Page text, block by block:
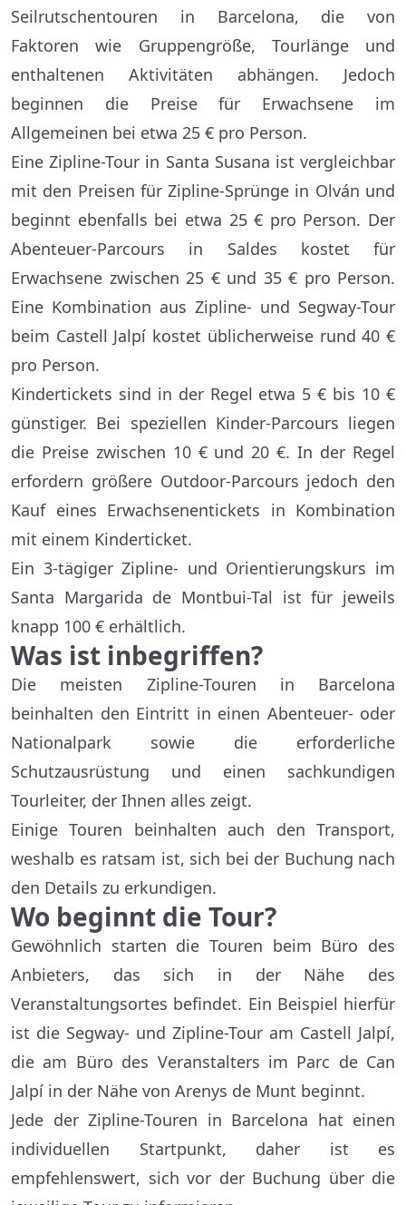
Seilrutschentouren in Barcelona, die von
Faktoren wie Gruppengröße, Tourlänge und
enthaltenen Aktivitäten abhängen. Jedoch
beginnen die Preise für Erwachsene im
Allgemeinen bei etwa 25 € pro Person.
Eine Zipline-Tour in Santa Susana ist vergleichbar
mit den Preisen für Zipline-Sprünge in Olván und
beginnt ebenfalls bei etwa 25 € pro Person. Der
Abenteuer-Parcours in Saldes kostet für
Erwachsene zwischen 25 € und 35 € pro Person.
Eine Kombination aus Zipline- und Segway-Tour
beim Castell Jalpí kostet üblicherweise rund 40 €
pro Person.
Kindertickets sind in der Regel etwa 5 € bis 10 €
günstiger. Bei speziellen Kinder-Parcours liegen
die Preise zwischen 10 € und 20 €. In der Regel
erfordern größere Outdoor-Parcours jedoch den
Kauf eines Erwachsenentickets in Kombination
mit einem Kinderticket.
Ein 3-tägiger Zipline- und Orientierungskurs im
Santa Margarida de Montbui-Tal ist für jeweils
knapp 100 € erhältlich.
Was ist inbegriffen?
Die meisten Zipline-Touren in Barcelona
beinhalten den Eintritt in einen Abenteuer- oder
Nationalpark sowie die erforderliche
Schutzausrüstung und einen sachkundigen
Tourleiter, der Ihnen alles zeigt.
Einige Touren beinhalten auch den Transport,
weshalb es ratsam ist, sich bei der Buchung nach
den Details zu erkundigen.
Wo beginnt die Tour?
Gewöhnlich starten die Touren beim Büro des
Anbieters, das sich in der Nähe des
Veranstaltungsortes befindet. Ein Beispiel hierfür
ist die Segway- und Zipline-Tour am Castell Jalpí,
die am Büro des Veranstalters im Parc de Can
Jalpí in der Nähe von Arenys de Munt beginnt.
Jede der Zipline-Touren in Barcelona hat einen
individuellen Startpunkt, daher ist es
empfehlenswert, sich vor der Buchung über die